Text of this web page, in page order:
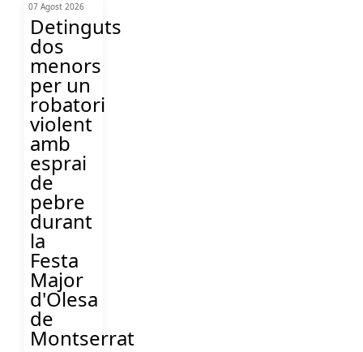
07 Agost 2026
Detinguts
dos
menors
per un
robatori
violent
amb
esprai
de
pebre
durant
la
Festa
Major
d'Olesa
de
Montserrat